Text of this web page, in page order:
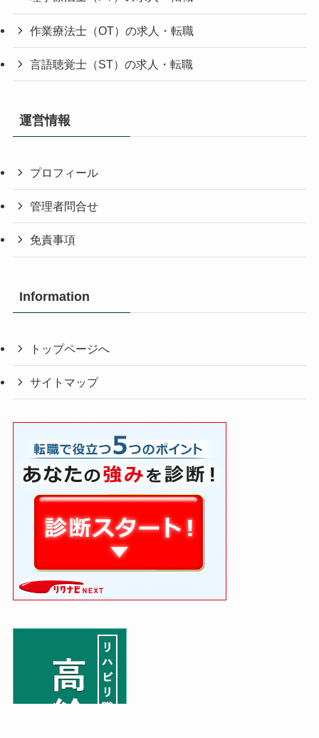
作業療法士（OT）の求人・転職
言語聴覚士（ST）の求人・転職
運営情報
プロフィール
管理者問合せ
免責事項
Information
トップページへ
サイトマップ